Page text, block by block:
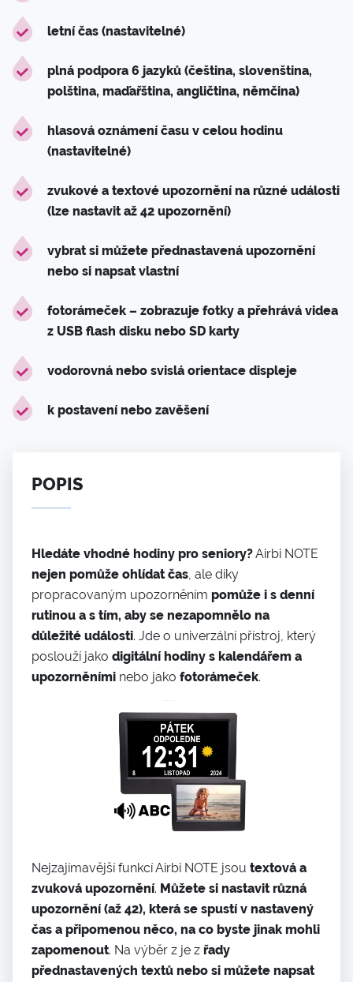
letní čas (nastavitelné)
plná podpora 6 jazyků (čeština, slovenština,
polština, maďařština, angličtina, němčina)
hlasová oznámení času v celou hodinu
(nastavitelné)
zvukové a textové upozornění na různé události
(lze nastavit až 42 upozornění)
vybrat si můžete přednastavená upozornění
nebo si napsat vlastní
fotorámeček – zobrazuje fotky a přehrává videa
z USB flash disku nebo SD karty
vodorovná nebo svislá orientace displeje
k postavení nebo zavěšení
POPIS
Hledáte vhodné hodiny pro seniory?Airbi NOTE
nejen pomůže ohlídat čas , ale díky
propracovaným upozorněním pomůže i s denní
rutinou a s tím, aby se nezapomnělo na
důležité události. Jde o univerzální přístroj, který
poslouží jako digitální hodiny s kalendářem a
upozorněními nebo jako fotorámeček.
Nejzajímavější funkcí Airbi NOTE jsou textová a
zvuková upozornění. Můžete si nastavit různá
upozornění (až 42), která se spustí v nastavený
čas a připomenou něco, na co byste jinak mohli
zapomenout. Na výběr z je z řady
přednastavených textů nebo si můžete napsat